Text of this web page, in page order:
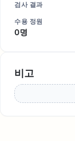
검사 결과
수용 정원
0명
비고